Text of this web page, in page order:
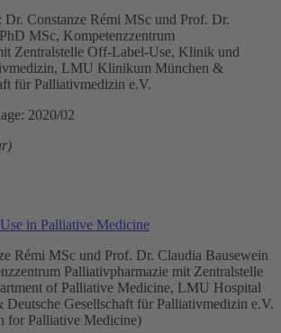
Dr. Constanze Rémi MSc und Prof. Dr.
MSc, Kompetenzzentrum
Zentralstelle Off-Label-Use, Klinik und
LMU Klinikum München &
für Palliativmedizin e.V.
2020/02
in Palliative Medicine
Rémi MSc und Prof. Dr. Claudia Bausewein
Palliativpharmazie mit Zentralstelle
of Palliative Medicine, LMU Hospital
Gesellschaft für Palliativmedizin e.V.
for Palliative Medicine)